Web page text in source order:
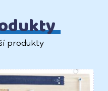
produkty
Do košíku